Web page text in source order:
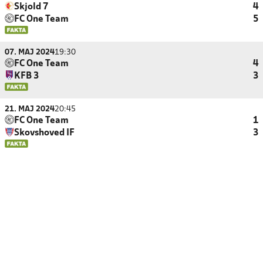
Skjold 7
4
FC One Team
5
07. MAJ 202419:30
FC One Team
4
KFB 3
3
21. MAJ 202420:45
FC One Team
1
Skovshoved IF
3